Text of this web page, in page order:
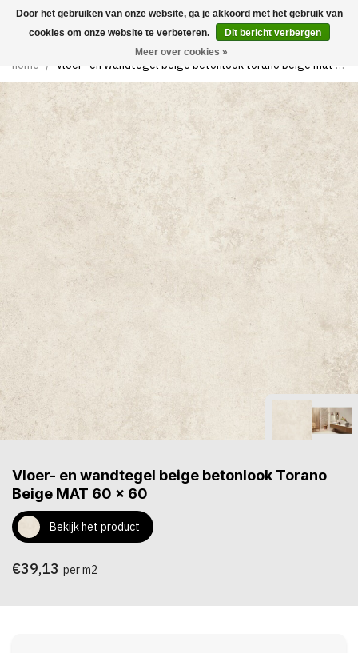
0
home / vloer- en wandtegel beige betonlook torano beige mat 60 x 60
Vloer- en wandtegel beige betonlook Torano
Beige MAT 60 x 60
Bekijk het product
€39,13 per m2
Door het gebruiken van onze website, ga je akkoord met het gebruik van
cookies om onze website te verbeteren.
Dit bericht verbergen
Meer over cookies »